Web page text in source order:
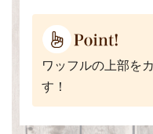
ワッフルの上部を
す！